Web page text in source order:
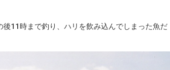
11時まで釣り、ハリを飲み込んでしまった魚だ